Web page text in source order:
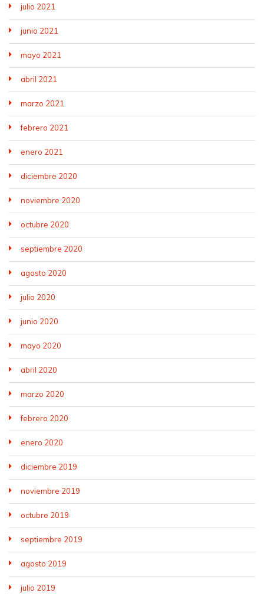
julio 2021
junio 2021
mayo 2021
abril 2021
marzo 2021
febrero 2021
enero 2021
diciembre 2020
noviembre 2020
octubre 2020
septiembre 2020
agosto 2020
julio 2020
junio 2020
mayo 2020
abril 2020
marzo 2020
febrero 2020
enero 2020
diciembre 2019
noviembre 2019
octubre 2019
septiembre 2019
agosto 2019
julio 2019